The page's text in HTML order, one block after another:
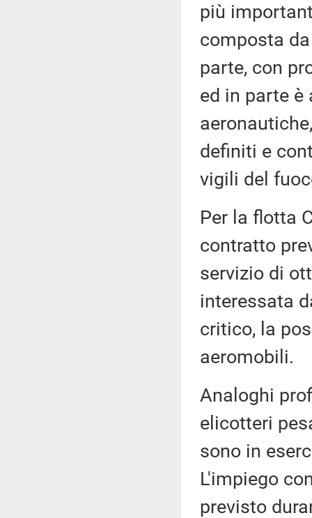
più
composta
parte, con
ed in parte
definiti e
vigili del
Per la flotta
contratto
servizio di
interessata
critico, la
aeromobili.
Analoghi
elicotteri
sono in
L'impiego
previsto